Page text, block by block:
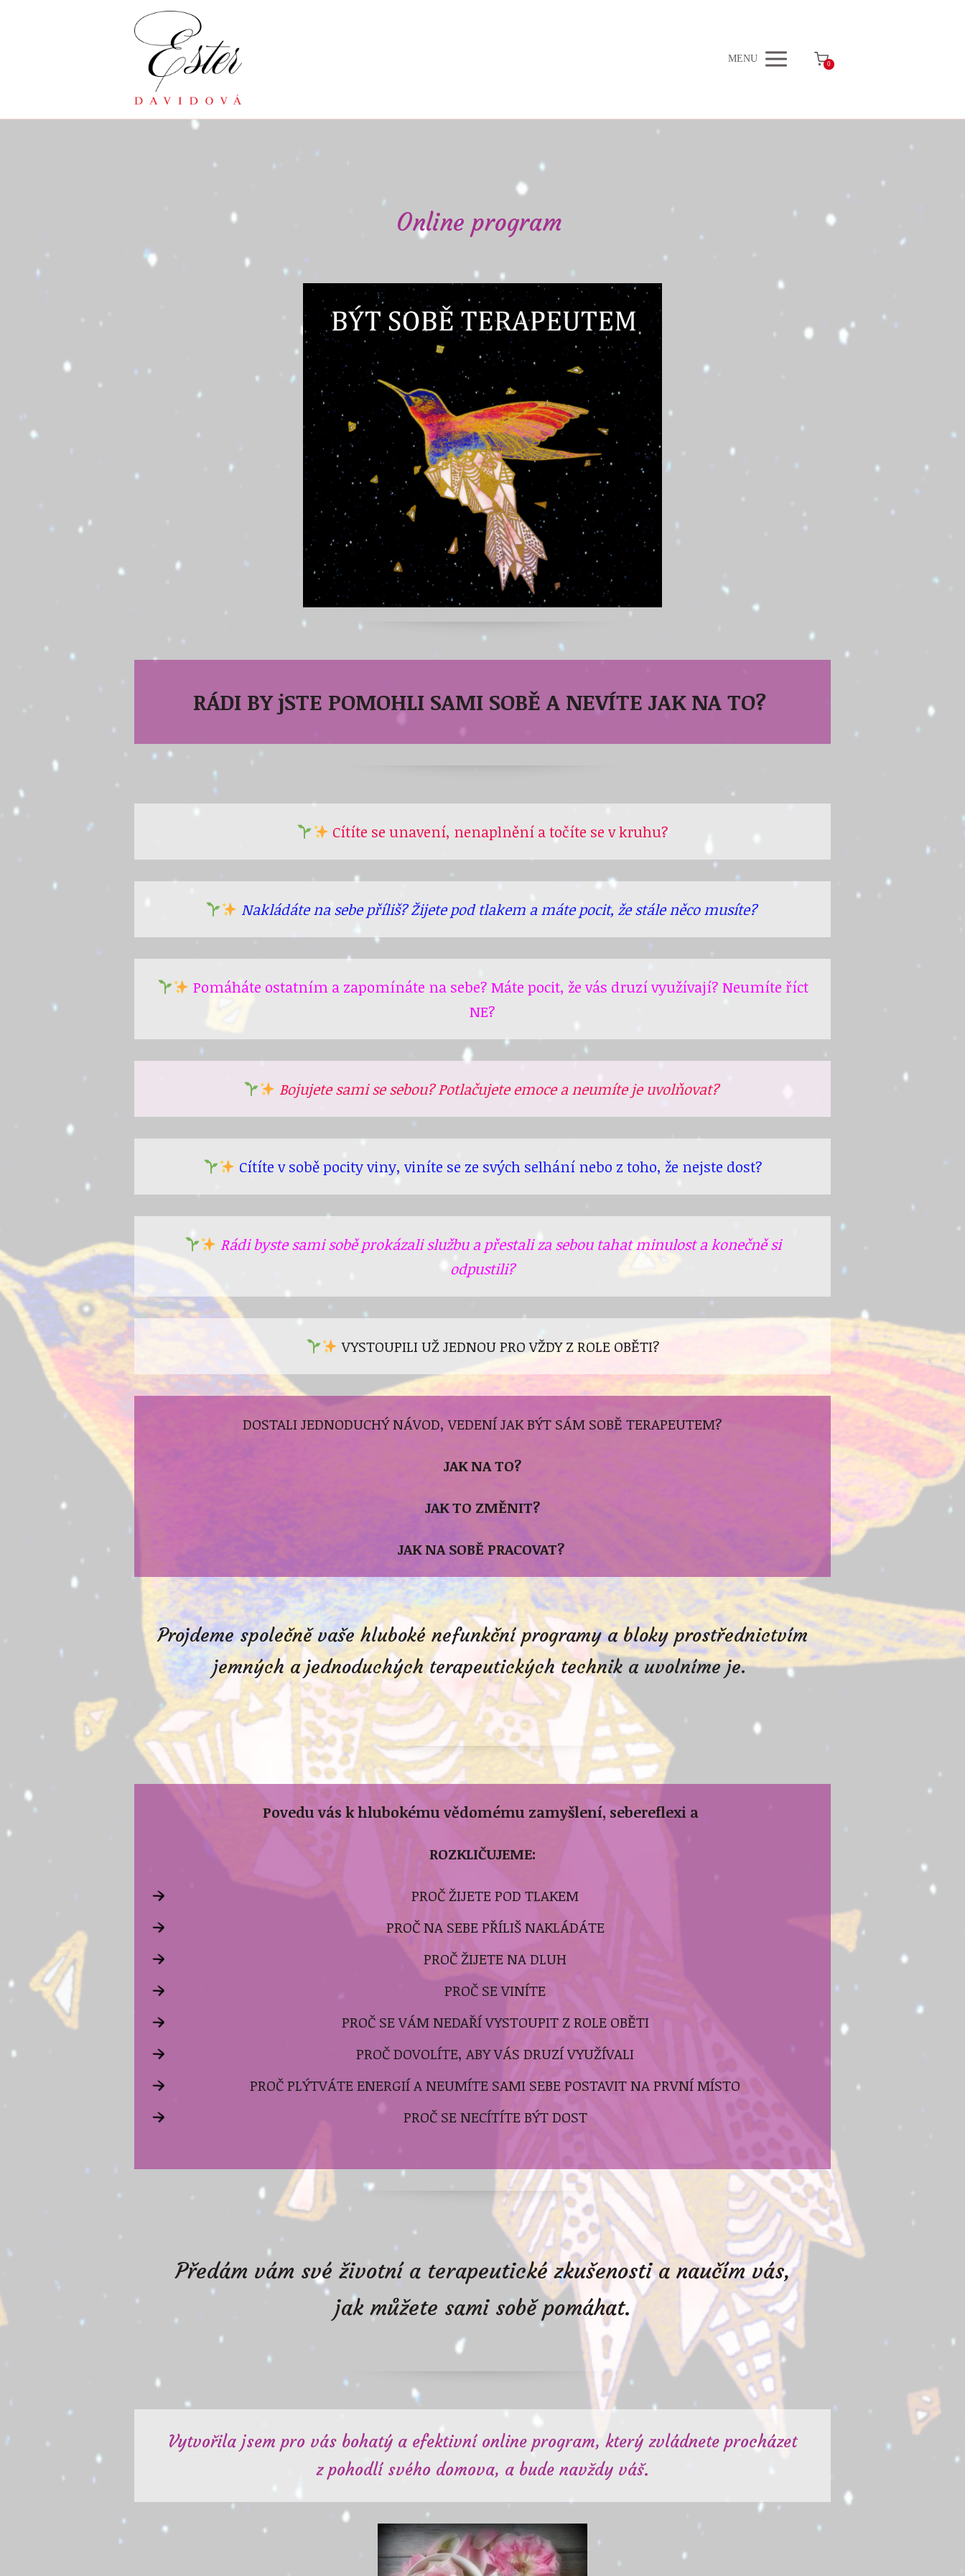
MENU 0
Online program
RÁDI BY jSTE POMOHLI SAMI SOBĚ A NEVÍTE JAK NA TO?
Cítíte se unavení, nenaplnění a točíte se v kruhu?
Nakládáte na sebe příliš? Žijete pod tlakem a máte pocit, že stále něco musíte?
Pomáháte ostatním a zapomínáte na sebe? Máte pocit, že vás druzí využívají? Neumíte říct
NE?
Bojujete sami se sebou? Potlačujete emoce a neumíte je uvolňovat?
Cítíte v sobě pocity viny, viníte se ze svých selhání nebo z toho, že nejste dost?
Rádi byste sami sobě prokázali službu a přestali za sebou tahat minulost a konečně si
odpustili?
VYSTOUPILI UŽ JEDNOU PRO VŽDY Z ROLE OBĚTI?
DOSTALI JEDNODUCHÝ NÁVOD, VEDENÍ JAK BÝT SÁM SOBĚ TERAPEUTEM?
JAK NA TO?
JAK TO ZMĚNIT?
JAK NA SOBĚ PRACOVAT?
Projdeme společně vaše hluboké nefunkční programy a bloky prostřednictvím
jemných a jednoduchých terapeutických technik a uvolníme je.
Povedu vás k hlubokému vědomému zamyšlení, sebereflexi a
ROZKLIČUJEME:
PROČ ŽIJETE POD TLAKEM
PROČ NA SEBE PŘÍLIŠ NAKLÁDÁTE
PROČ ŽIJETE NA DLUH
PROČ SE VINÍTE
PROČ SE VÁM NEDAŘÍ VYSTOUPIT Z ROLE OBĚTI
PROČ DOVOLÍTE, ABY VÁS DRUZÍ VYUŽÍVALI
PROČ PLÝTVÁTE ENERGIÍ A NEUMÍTE SAMI SEBE POSTAVIT NA PRVNÍ MÍSTO
PROČ SE NECÍTÍTE BÝT DOST
Předám vám své životní a terapeutické zkušenosti a naučím vás,
jak můžete sami sobě pomáhat.
Vytvořila jsem pro vás bohatý a efektivní online program, který zvládnete procházet
z pohodlí svého domova, a bude navždy váš.